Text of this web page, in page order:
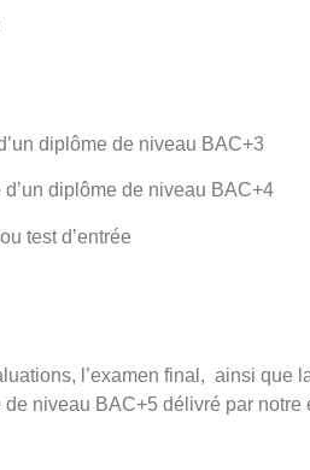
diplôme de niveau BAC+3
d’un diplôme de niveau BAC+4
test d’entrée
l’examen final, ainsi que
niveau BAC+5 délivré par notre